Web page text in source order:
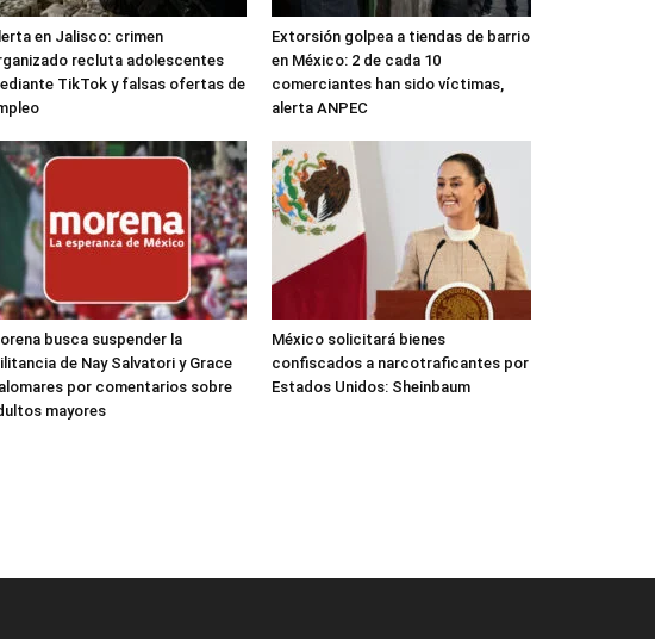
en Jalisco: crimen
recluta adolescentes
TikTok y falsas ofertas de
Extorsión golpea a tiendas de barrio
en México: 2 de cada 10
comerciantes han sido víctimas,
alerta ANPEC
busca suspender la
de Nay Salvatori y Grace
por comentarios sobre
mayores
México solicitará bienes
confiscados a narcotraficantes por
Estados Unidos: Sheinbaum